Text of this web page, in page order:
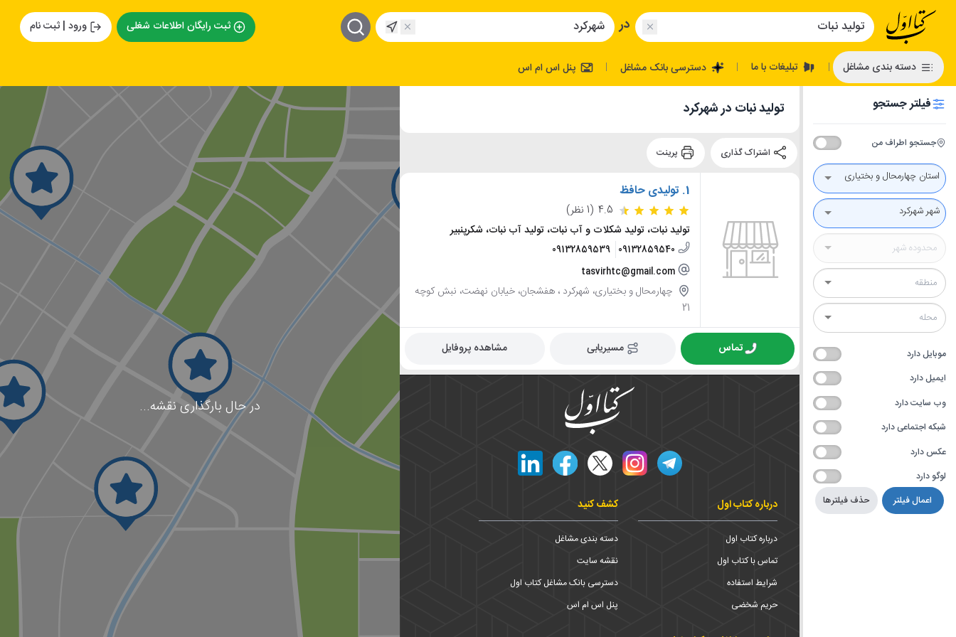
در ثبت رایگان اطلاعات شغلی ورود | ثبت نام
دسته بندی مشاغل | تبلیغات با ما | دسترسی بانک مشاغل | پنل اس ام اس
فیلتر جستجو
جستجو اطراف من
استان چهارمحال و بختیاری
شهر شهرکرد
موبایل دارد
ایمیل دارد
وب سایت دارد
شبکه اجتماعی دارد
عکس دارد
لوگو دارد
حذف فیلترها
اعمال فیلتر
تولید نبات در شهرکرد
1. تولیدی حافظ
4.5 (1 نظر)
تولید نبات، تولید شکلات و آب نبات، تولید آب نبات، شکرپنبیر
09132859540
09132859539
tasvirhtc@gmail.com
چهارمحال و بختیاری، شهرکرد ، هفشجان، خیابان نهضت، نبش کوچه
21
تماس مسیریابی مشاهده پروفایل
درباره کتاب اول
درباره کتاب اول
تماس با کتاب اول
شرایط استفاده
حریم شخضی
کشف کنید
دسته بندی مشاغل
نقشه سایت
دسترسی بانک مشاغل کتاب اول
پنل اس ام اس
در حال بارگذاری نقشه...